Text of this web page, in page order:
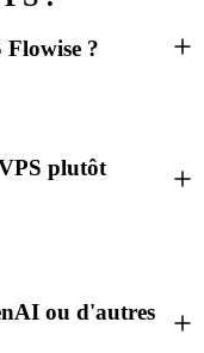
Flowise ?
plutôt
ou d'autres